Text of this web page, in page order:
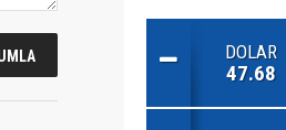
DOLAR
47.68